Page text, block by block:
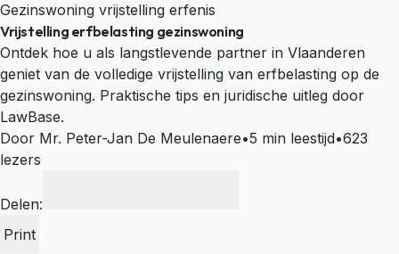
Gezinswoning vrijstelling erfenis
Vrijstelling erfbelasting gezinswoning
Ontdek hoe u als langstlevende partner in Vlaanderen
geniet van de volledige vrijstelling van erfbelasting op de
gezinswoning. Praktische tips en juridische uitleg door
LawBase.
Door Mr. Peter-Jan De Meulenaere•5 min leestijd•623
lezers
Delen:
Print